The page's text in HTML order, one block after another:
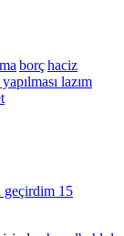
borçhaciz
lazım
geçirdim 15